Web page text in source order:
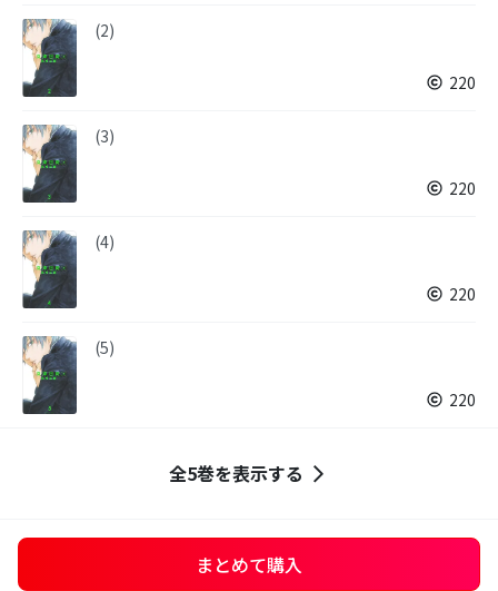
(2)
220
(3)
220
(4)
220
(5)
220
全5巻を表示する
まとめて購入